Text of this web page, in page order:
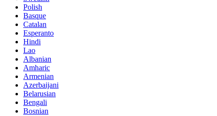
Polish
Basque
Catalan
Esperanto
Hindi
Lao
Albanian
Amharic
Armenian
Azerbaijani
Belarusian
Bengali
Bosnian